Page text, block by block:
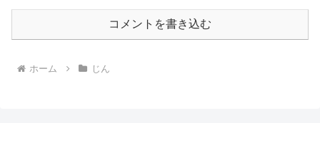
コメントを書き込む
ホーム じん